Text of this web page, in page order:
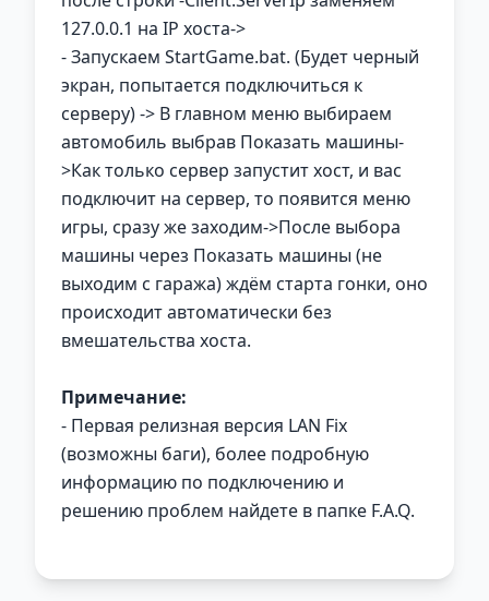
127.0.0.1 на IP хоста->
- Запускаем StartGame.bat. (Будет черный
экран, попытается подключиться к
серверу) -> В главном меню выбираем
автомобиль выбрав Показать машины-
>Как только сервер запустит хост, и вас
подключит на сервер, то появится меню
игры, сразу же заходим->После выбора
машины через Показать машины (не
выходим с гаража) ждём старта гонки, оно
происходит автоматически без
вмешательства хоста.
Примечание:
- Первая релизная версия LAN Fix
(возможны баги), более подробную
информацию по подключению и
решению проблем найдете в папке F.A.Q.